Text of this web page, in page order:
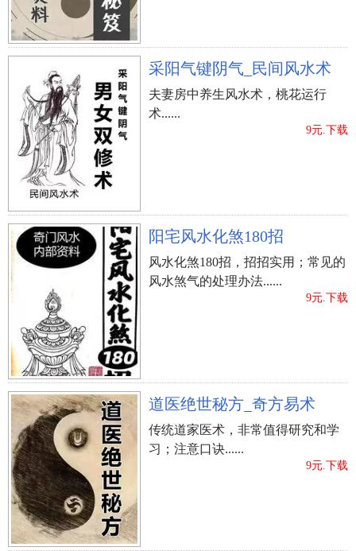
采阳气键阴气_民间风水术
夫妻房中养生风水术，桃花运行
术......
9元.下载
阳宅风水化煞180招
风水化煞180招，招招实用；常见的
风水煞气的处理办法......
9元.下载
道医绝世秘方_奇方易术
传统道家医术，非常值得研究和学
习；注意口诀......
9元.下载